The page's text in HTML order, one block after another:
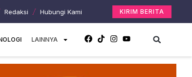
Redaksi Hubungi Kami KIRIM BERITA
LAINNYA